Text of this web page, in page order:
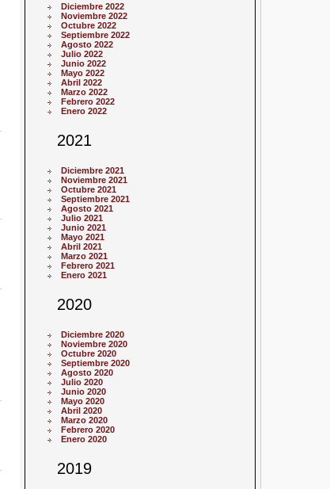
Diciembre 2022
Noviembre 2022
Octubre 2022
Septiembre 2022
Agosto 2022
Julio 2022
Junio 2022
Mayo 2022
Abril 2022
Marzo 2022
Febrero 2022
Enero 2022
2021
Diciembre 2021
Noviembre 2021
Octubre 2021
Septiembre 2021
Agosto 2021
Julio 2021
Junio 2021
Mayo 2021
Abril 2021
Marzo 2021
Febrero 2021
Enero 2021
2020
Diciembre 2020
Noviembre 2020
Octubre 2020
Septiembre 2020
Agosto 2020
Julio 2020
Junio 2020
Mayo 2020
Abril 2020
Marzo 2020
Febrero 2020
Enero 2020
2019